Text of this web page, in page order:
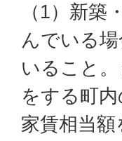
（1）新
んでいる場
いること
をする町
家賃相当額